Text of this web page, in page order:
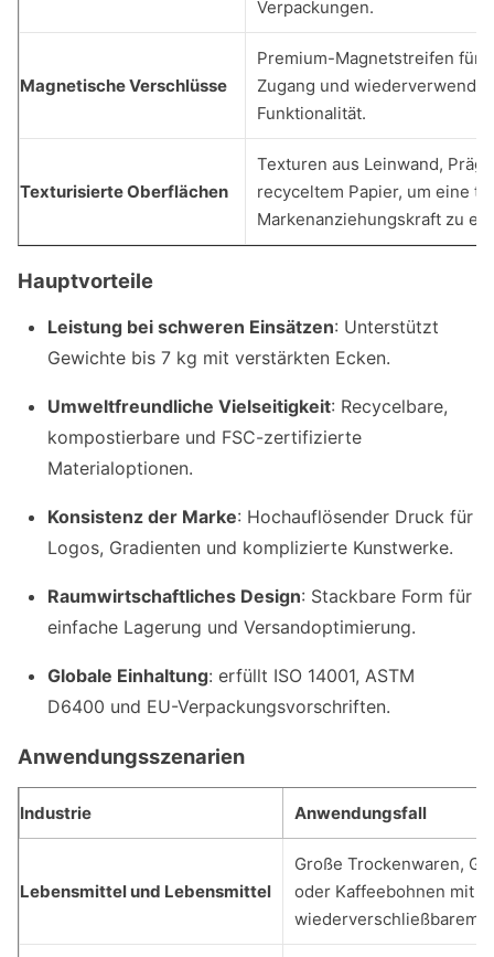
Verpackungen.
Magnetische Verschlüsse
Premium-Magnetstreifen für
Zugang und
Funktionalität.
Texturisierte Oberflächen
Texturen aus Leinwand,
recyceltem Papier, um eine
Markenanziehungskraft zu
Hauptvorteile
Leistung bei schweren Einsätzen: Unterstützt
Gewichte bis 7 kg mit verstärkten Ecken.
Umweltfreundliche Vielseitigkeit: Recycelbare,
kompostierbare und FSC-zertifizierte
Materialoptionen.
Konsistenz der Marke: Hochauflösender Druck für
Logos, Gradienten und komplizierte Kunstwerke.
Raumwirtschaftliches Design: Stackbare Form für
einfache Lagerung und Versandoptimierung.
Globale Einhaltung: erfüllt ISO 14001, ASTM
D6400 und EU-Verpackungsvorschriften.
Anwendungsszenarien
Industrie Anwendungsfall
Lebensmittel und Lebensmittel
Große Trockenwaren,
oder Kaffeebohnen mit
wiederverschließbarem